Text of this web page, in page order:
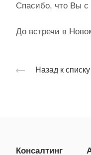
Спасибо, что Вы с
До встречи в
Назад к списку
Консалтинг